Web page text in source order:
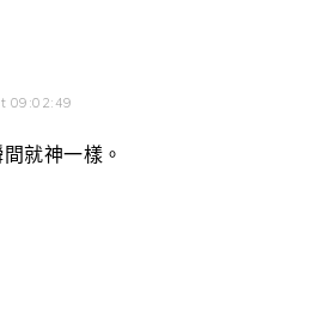
09:02:49
就神一樣。